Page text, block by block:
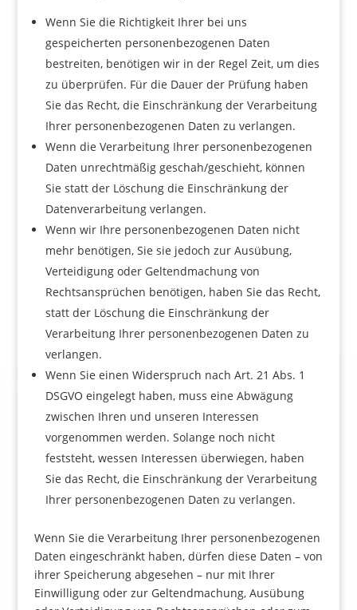
Wenn Sie die Richtigkeit Ihrer bei uns
gespeicherten personenbezogenen Daten
bestreiten, benötigen wir in der Regel Zeit, um dies
zu überprüfen. Für die Dauer der Prüfung haben
Sie das Recht, die Einschränkung der Verarbeitung
Ihrer personenbezogenen Daten zu verlangen.
Wenn die Verarbeitung Ihrer personenbezogenen
Daten unrechtmäßig geschah/geschieht, können
Sie statt der Löschung die Einschränkung der
Datenverarbeitung verlangen.
Wenn wir Ihre personenbezogenen Daten nicht
mehr benötigen, Sie sie jedoch zur Ausübung,
Verteidigung oder Geltendmachung von
Rechtsansprüchen benötigen, haben Sie das Recht,
statt der Löschung die Einschränkung der
Verarbeitung Ihrer personenbezogenen Daten zu
verlangen.
Wenn Sie einen Widerspruch nach Art. 21 Abs. 1
DSGVO eingelegt haben, muss eine Abwägung
zwischen Ihren und unseren Interessen
vorgenommen werden. Solange noch nicht
feststeht, wessen Interessen überwiegen, haben
Sie das Recht, die Einschränkung der Verarbeitung
Ihrer personenbezogenen Daten zu verlangen.
Wenn Sie die Verarbeitung Ihrer personenbezogenen
Daten eingeschränkt haben, dürfen diese Daten – von
ihrer Speicherung abgesehen – nur mit Ihrer
Einwilligung oder zur Geltendmachung, Ausübung